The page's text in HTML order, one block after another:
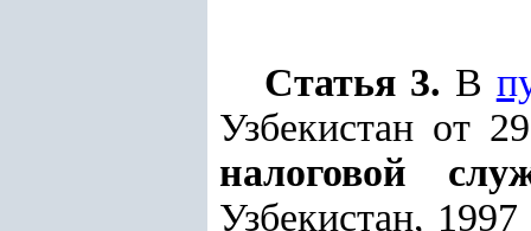
Статья 3. В
Узбекистан от
налоговой
Узбекистан,